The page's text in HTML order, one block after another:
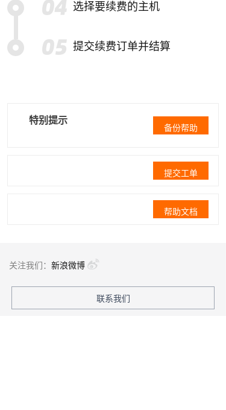
选择要续费的主机
提交续费订单并结算
特别提示
备份帮助
提交工单
帮助文档